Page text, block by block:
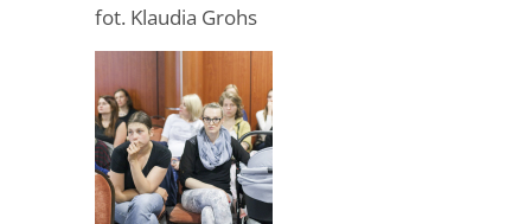
fot. Klaudia Grohs